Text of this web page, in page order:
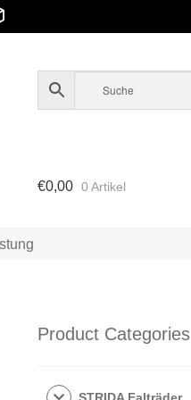
€0,00 0 Artikel
Product Categories